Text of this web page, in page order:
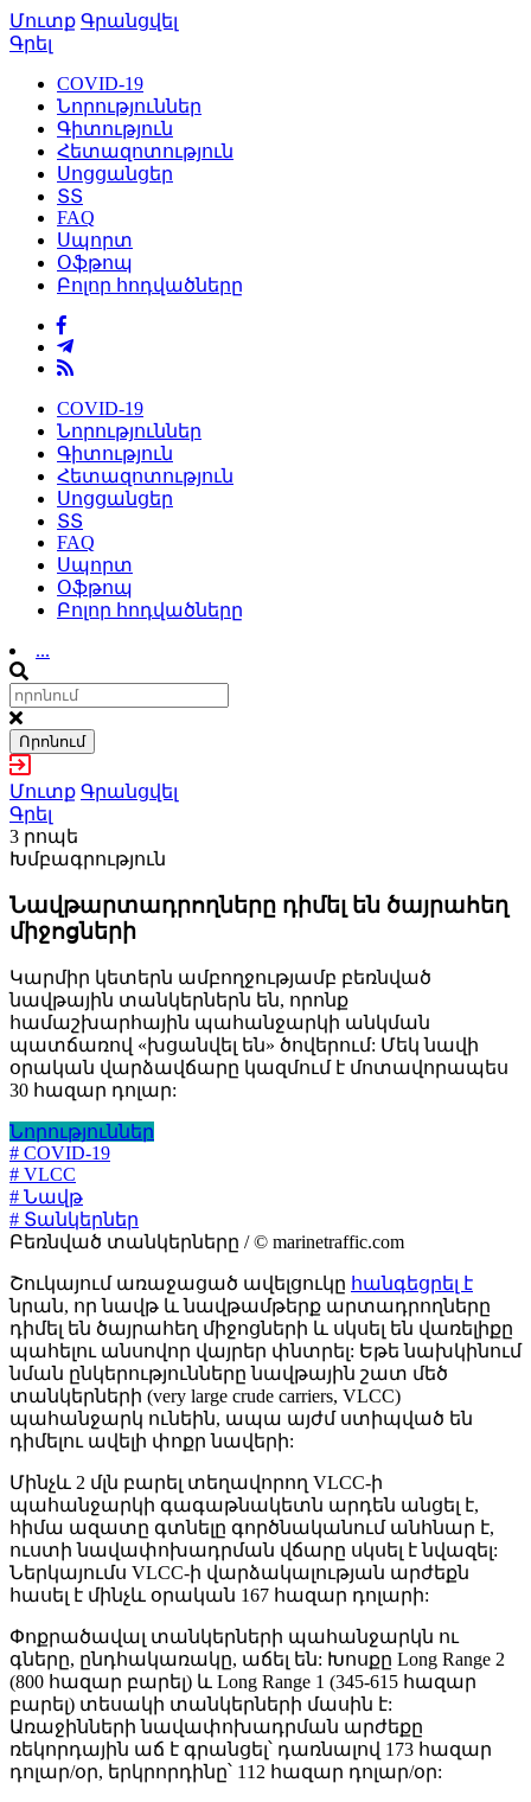
Մուտք Գրանցվել
Գրել
COVID-19
Նորություններ
Գիտություն
Հետազոտություն
Սոցցանցեր
ՏՏ
FAQ
Սպորտ
Օֆթոպ
Բոլոր հոդվածները
COVID-19
Նորություններ
Գիտություն
Հետազոտություն
Սոցցանցեր
ՏՏ
FAQ
Սպորտ
Օֆթոպ
Բոլոր հոդվածները
...
Որոնում
Մուտք Գրանցվել
Գրել
3 րոպե
Խմբագրություն
Նավթարտադրողները դիմել են ծայրահեղ
միջոցների
Կարմիր կետերն ամբողջությամբ բեռնված
նավթային տանկերներն են, որոնք
համաշխարհային պահանջարկի անկման
պատճառով «խցանվել են» ծովերում: Մեկ նավի
օրական վարձավճարը կազմում է մոտավորապես
30 հազար դոլար:
Նորություններ
# COVID-19
# VLCC
# Նավթ
# Տանկերներ
Բեռնված տանկերները / © marinetraffic.com
Շուկայում առաջացած ավելցուկը հանգեցրել է
նրան, որ նավթ և նավթամթերք արտադրողները
դիմել են ծայրահեղ միջոցների և սկսել են վառելիքը
պահելու անսովոր վայրեր փնտրել: Եթե նախկինում
նման ընկերությունները նավթային շատ մեծ
տանկերների (very large crude carriers, VLCC)
պահանջարկ ունեին, ապա այժմ ստիպված են
դիմելու ավելի փոքր նավերի:
Մինչև 2 մլն բարել տեղավորող VLCC-ի
պահանջարկի գագաթնակետն արդեն անցել է,
հիմա ազատը գտնելը գործնականում անհնար է,
ուստի նավափոխադրման վճարը սկսել է նվազել:
Ներկայումս VLCC-ի վարձակալության արժեքն
հասել է մինչև օրական 167 հազար դոլարի:
Փոքրածավալ տանկերների պահանջարկն ու
գները, ընդհակառակը, աճել են: Խոսքը Long Range 2
(800 հազար բարել) և Long Range 1 (345-615 հազար
բարել) տեսակի տանկերների մասին է:
Առաջինների նավափոխադրման արժեքը
ռեկորդային աճ է գրանցել՝ դառնալով 173 հազար
դոլար/օր, երկրորդինը՝ 112 հազար դոլար/օր: